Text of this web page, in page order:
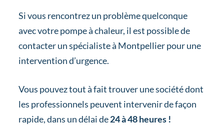
Si vous rencontrez un problème quelconque
avec votre pompe à chaleur, il est possible de
contacter un spécialiste à Montpellier pour une
intervention d’urgence.
Vous pouvez tout à fait trouver une société dont
les professionnels peuvent intervenir de façon
rapide, dans un délai de24 à 48 heures !